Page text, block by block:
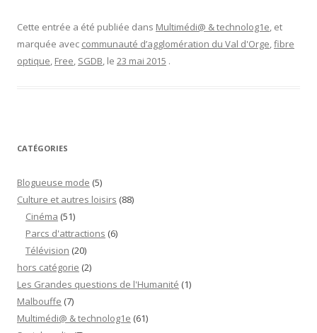
optique
dans
le
va
cher”
Cette entrée a été publiée dans Multimédi@ & technolog1e, et
marquée avec communauté d’agglomération du Val d'Orge,fibre
optique, Free, SGDB, le 23 mai 2015 .
CATÉGORIES
Blogueuse mode (5)
Culture et autres loisirs (88)
Cinéma (51)
Parcs d'attractions (6)
Télévision (20)
hors catégorie (2)
Les Grandes questions de l'Humanité (1)
Malbouffe (7)
Multimédi@ & technolog1e (61)